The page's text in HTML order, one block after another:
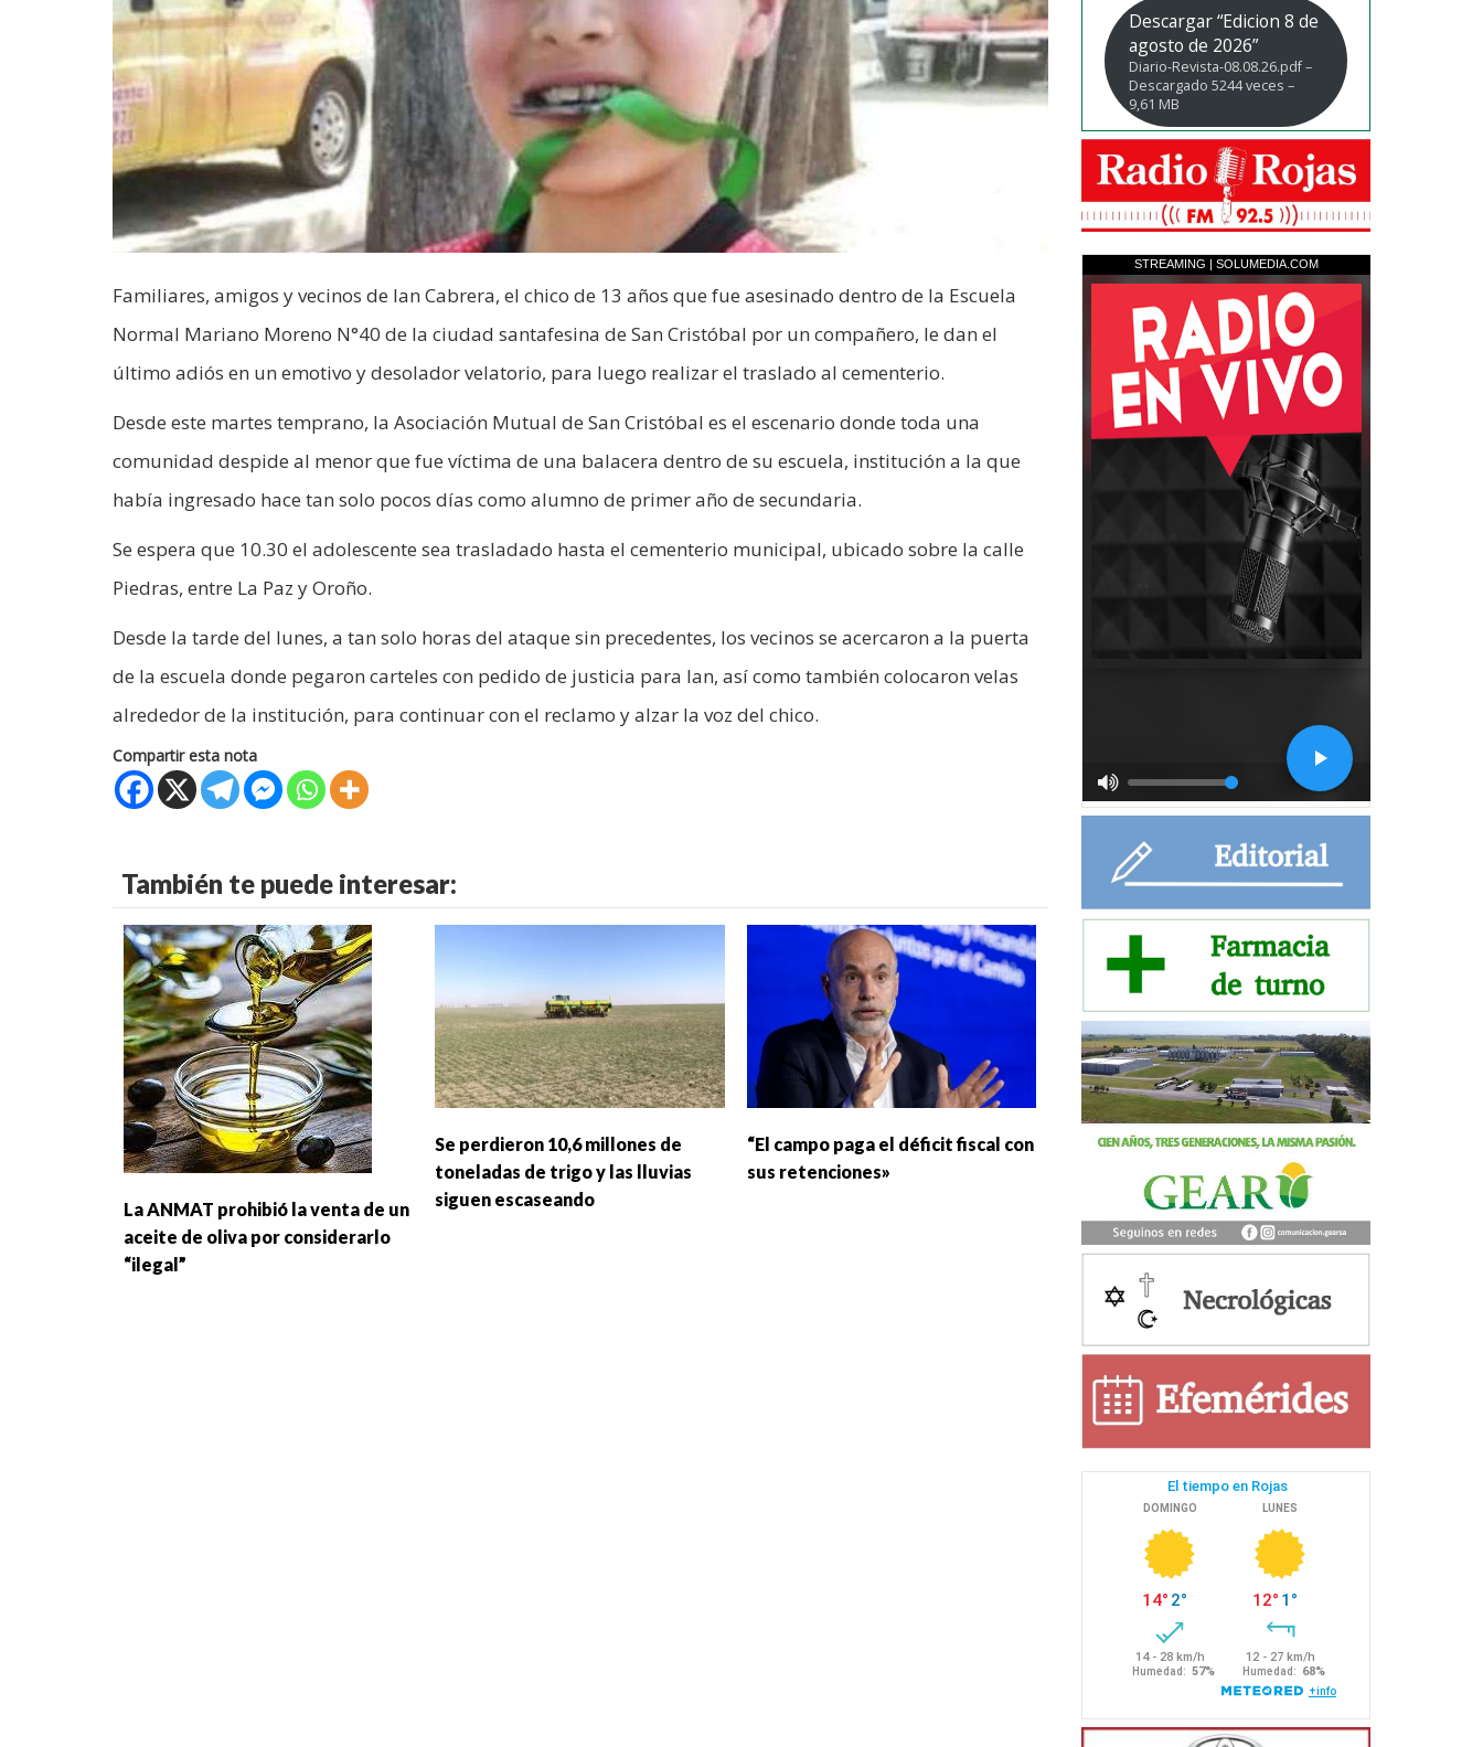
Familiares, amigos y vecinos de Ian Cabrera, el chico de 13 años que fue asesinado dentro de la Escuela
Normal Mariano Moreno N°40 de la ciudad santafesina de San Cristóbal por un compañero, le dan el
último adiós en un emotivo y desolador velatorio, para luego realizar el traslado al cementerio.
Desde este martes temprano, la Asociación Mutual de San Cristóbal es el escenario donde toda una
comunidad despide al menor que fue víctima de una balacera dentro de su escuela, institución a la que
había ingresado hace tan solo pocos días como alumno de primer año de secundaria.
Se espera que 10.30 el adolescente sea trasladado hasta el cementerio municipal, ubicado sobre la calle
Piedras, entre La Paz y Oroño.
Desde la tarde del lunes, a tan solo horas del ataque sin precedentes, los vecinos se acercaron a la puerta
de la escuela donde pegaron carteles con pedido de justicia para Ian, así como también colocaron velas
alrededor de la institución, para continuar con el reclamo y alzar la voz del chico.
Compartir esta nota
También te puede interesar:
La ANMAT prohibió la venta de un
aceite de oliva por considerarlo
“ilegal”
Se perdieron 10,6 millones de
toneladas de trigo y las lluvias
siguen escaseando
“El campo paga el déficit fiscal con
sus retenciones»
Descargar “Edicion 8 de
agosto de 2026”
Diario-Revista-08.08.26.pdf –
Descargado 5244 veces –
9,61 MB